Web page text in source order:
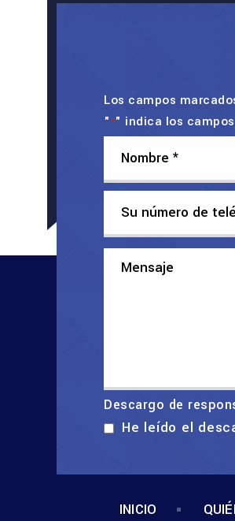
Los campos
"*" indica los
Descargo de
He leído el
INICIO